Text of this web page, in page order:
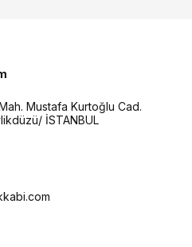
Mustafa Kurtoğlu Cad.
İSTANBUL